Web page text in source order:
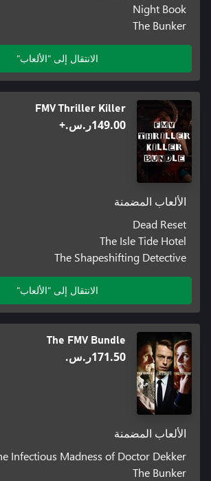
Night Book
The Bunker
الانتقال إلى "الألعاب"
FMV Thriller Killer
‪ر.س.‏‎149.00‬+
الألعاب المضمنة
Dead Reset
The Isle Tide Hotel
The Shapeshifting Detective
الانتقال إلى "الألعاب"
The FMV Bundle
‪ر.س.‏‎171.50‬
الألعاب المضمنة
Infectious Madness of Doctor Dekker
The Bunker